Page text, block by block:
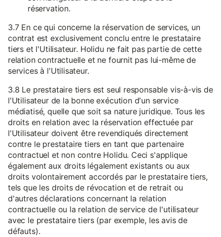
réservation.
3.7 En ce qui concerne la réservation de services, un
contrat est exclusivement conclu entre le prestataire
tiers et l'Utilisateur. Holidu ne fait pas partie de cette
relation contractuelle et ne fournit pas lui-même de
services à l'Utilisateur.
3.8 Le prestataire tiers est seul responsable vis-à-vis de
l'Utilisateur de la bonne exécution d'un service
médiatisé, quelle que soit sa nature juridique. Tous les
droits en relation avec la réservation effectuée par
l'Utilisateur doivent être revendiqués directement
contre le prestataire tiers en tant que partenaire
contractuel et non contre Holidu. Ceci s'applique
également aux droits légalement existants ou aux
droits volontairement accordés par le prestataire tiers,
tels que les droits de révocation et de retrait ou
d'autres déclarations concernant la relation
contractuelle ou la relation de service de l'utilisateur
avec le prestataire tiers (par exemple, les avis de
défauts).